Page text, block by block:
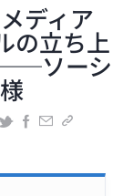
ディア
の立ち上
ソーシ